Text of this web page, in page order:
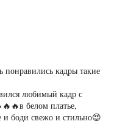
кадры такие
любимый кадр с
белом платье,
и боди свежо и стильно😍